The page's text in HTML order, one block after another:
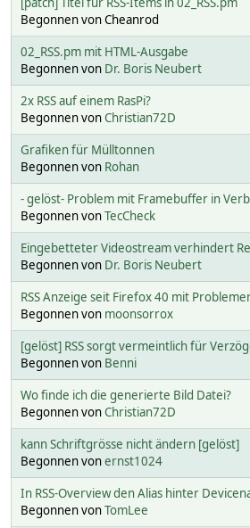
Begonnen von Cheanrod
02_RSS.pm mit HTML-Ausgabe
Begonnen von Dr. Boris Neubert
2x RSS auf einem RasPi?
Begonnen vonChristian72D
Grafiken für Mülltonnen
Begonnen von Rohan
- gelöst- Problem mit Framebuffer in
Begonnen vonTecCheck
Eingebetteter Videostream verhindert
Begonnen von Dr. Boris Neubert
RSS Anzeige seit Firefox 40 mit
Begonnen von moonsorrox
[gelöst] RSS sorgt vermeintlich für
Begonnen von Benni
Wo finde ich die generierte Bild Datei?
Begonnen vonChristian72D
kann Schriftgrösse nicht ändern [gelöst]
Begonnen vonernst1024
In RSS-Overview den Alias hinter
Begonnen vonTomLee